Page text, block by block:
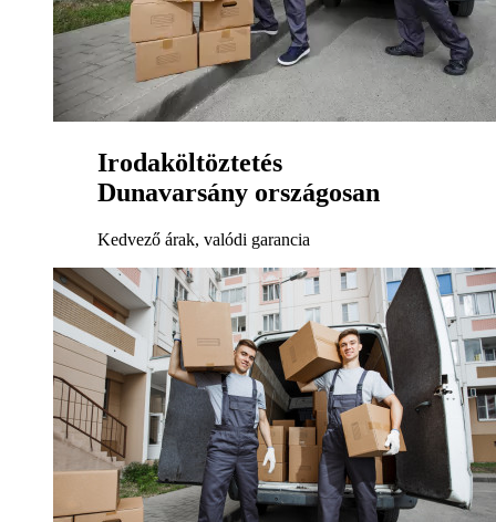
Irodaköltöztetés
Dunavarsány országosan
Kedvező árak, valódi garancia